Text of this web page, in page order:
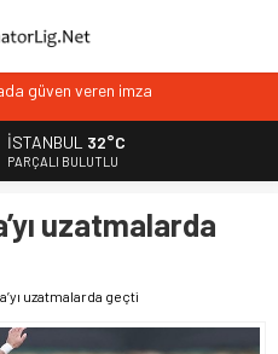
direktörlük görevine Mehmet
hattını güçlendirdi
ile yeniden
İSTANBUL 32°C
PARÇALI BULUTLU
uzatmalarda
uzatmalarda geçti